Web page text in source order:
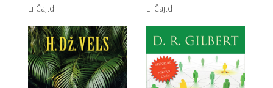
Li Čajld Li Čajld